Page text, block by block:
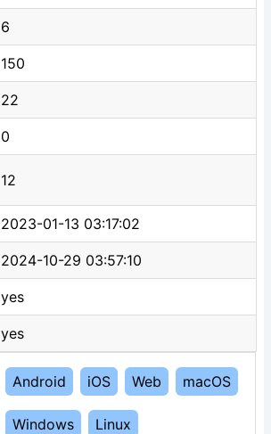
6
150
22
0
12
2023-01-13 03:17:02
2024-10-29 03:57:10
yes
yes
Android iOS Web macOS
Windows Linux